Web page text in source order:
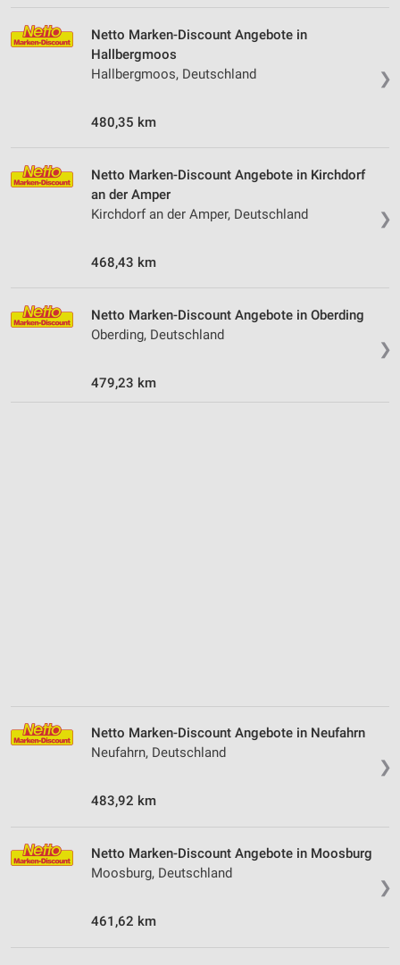
❯
Netto Marken-Discount Angebote in
Hallbergmoos
Hallbergmoos, Deutschland
480,35 km
❯
Netto Marken-Discount Angebote in Kirchdorf
an der Amper
Kirchdorf an der Amper, Deutschland
468,43 km
❯
Netto Marken-Discount Angebote in Oberding
Oberding, Deutschland
479,23 km
❯
Netto Marken-Discount Angebote in Neufahrn
Neufahrn, Deutschland
483,92 km
❯
Netto Marken-Discount Angebote in Moosburg
Moosburg, Deutschland
461,62 km